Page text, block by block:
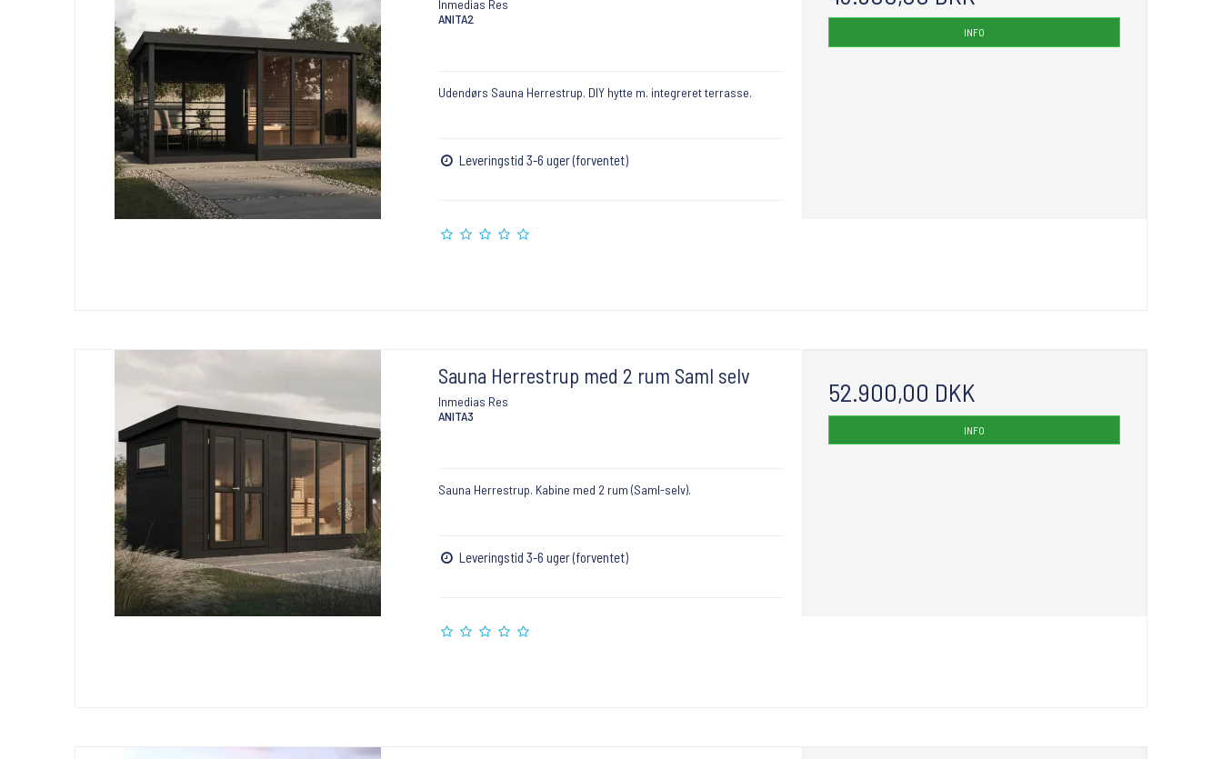
Inmedias Res
ANITA2
Udendørs Sauna Herrestrup. DIY hytte m. integreret terrasse.
Leveringstid 3-6 uger (forventet)
INFO
Sauna Herrestrup med 2 rum Saml selv
Inmedias Res
ANITA3
Sauna Herrestrup. Kabine med 2 rum (Saml-selv).
Leveringstid 3-6 uger (forventet)
52.900,00 DKK
INFO